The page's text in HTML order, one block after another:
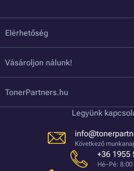
Elérhetőség
Vásároljon nálunk!
TonerPartners.hu
Legyünk
Következő
+36 1955
Hé–Pé: 8:00